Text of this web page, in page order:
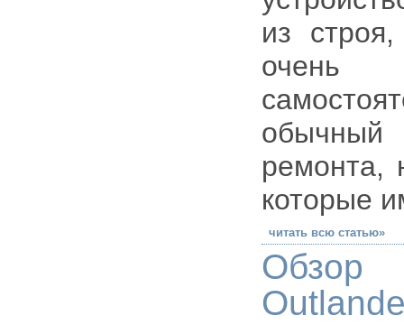
из
очень
ремонта,
которые
читать всю статью»
Обзор